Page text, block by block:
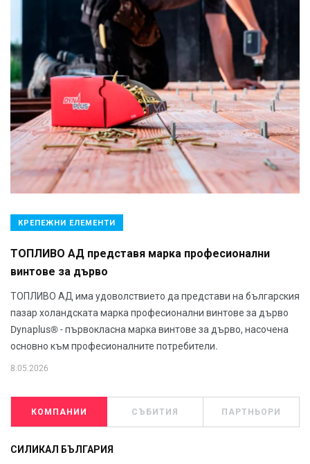
КРЕПЕЖНИ ЕЛЕМЕНТИ
ТОПЛИВО АД представя марка професионални
винтове за дърво
ТОПЛИВО АД има удоволствието да представи на българския
пазар холандската марка професионални винтове за дърво
Dynaplus® - първокласна марка винтове за дърво, насочена
основно към професионалните потребители.
8.05.2026
КОМПАНИИ СЪБИТИЯ ПАРТНЬОРИ
СИЛИКАЛ БЪЛГАРИЯ